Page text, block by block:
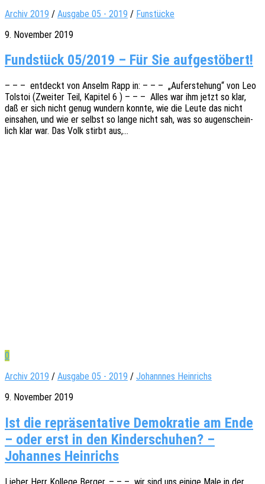
Archiv 2019 / Ausgabe 05 - 2019 / Funstücke
9. November 2019
Fundstück 05/2019 – Für Sie aufgestöbert!
– – – entdeckt von Anselm Rapp in: – – – „Aufer­ste­hung“ von Leo
Tolstoi (Zwei­ter Teil, Kapi­tel 6 ) – – – Alles war ihm jetzt so klar,
daß er sich nicht genug wundern konnte, wie die Leute das nicht
einsa­hen, und wie er selbst so lange nicht sah, was so augen­schein­
lich klar war. Das Volk stirbt aus,…
0
Archiv 2019 / Ausgabe 05 - 2019 / Johannnes Heinrichs
9. November 2019
Ist die repräsentative Demokratie am Ende
– oder erst in den Kinderschuhen? –
Johannes Heinrichs